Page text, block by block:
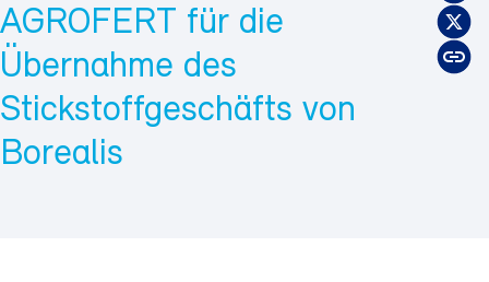
AGROFERT für die
Übernahme des
Stickstoffgeschäfts von
Borealis